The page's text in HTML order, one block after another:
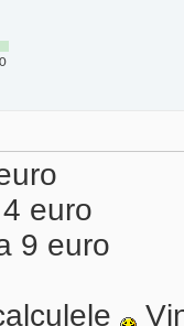
euro
9 euro